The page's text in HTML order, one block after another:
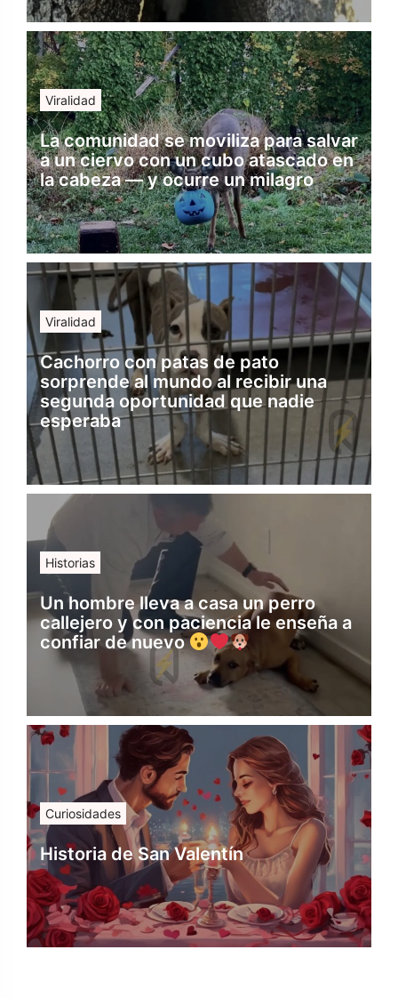
Viralidad
La comunidad se moviliza para salvar
a un ciervo con un cubo atascado en
la cabeza — y ocurre un milagro
Viralidad
Cachorro con patas de pato
sorprende al mundo al recibir una
segunda oportunidad que nadie
esperaba
Historias
Un hombre lleva a casa un perro
callejero y con paciencia le enseña a
confiar de nuevo
Curiosidades
Historia de San Valentín